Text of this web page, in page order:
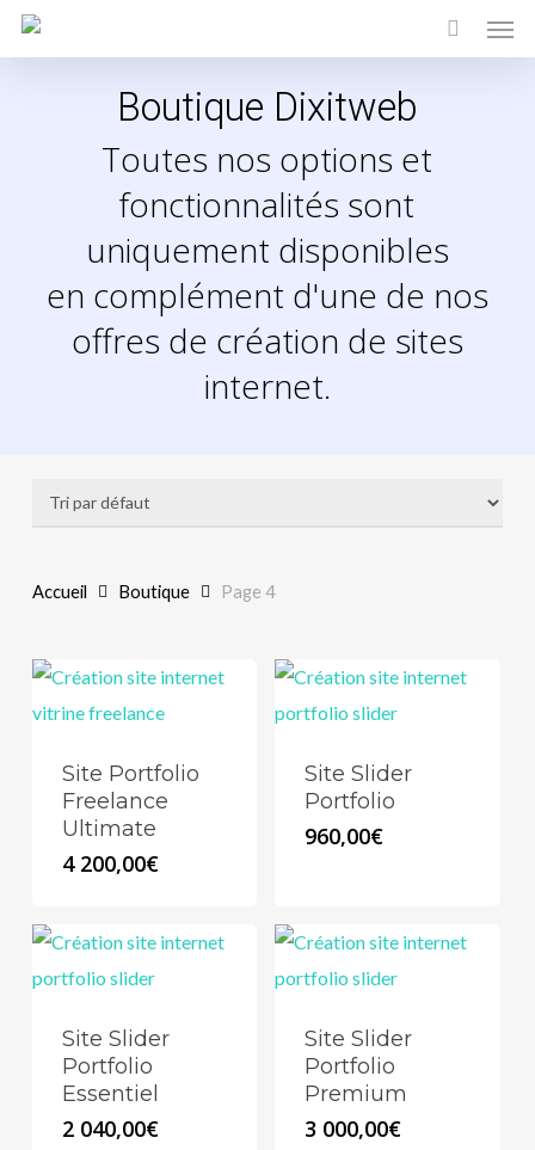
Skip
to
Boutique Dixitweb
Toutes nos options et
fonctionnalités sont
uniquement disponibles
en complément d'une de nos
offres de création de sites
internet.
Accueil Boutique Page 4
Site Portfolio
Freelance
Ultimate
4 200,00€
Site Slider
Portfolio
960,00€
Site Slider
Portfolio
Essentiel
2 040,00€
Site Slider
Portfolio
Premium
3 000,00€